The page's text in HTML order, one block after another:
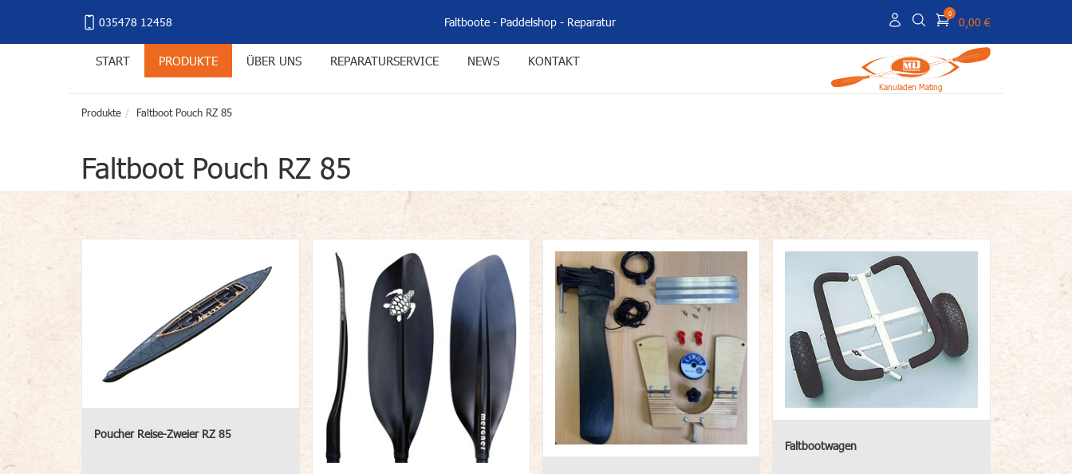
035478 12458 Faltboote- Paddelshop- Reparatur
0
0,00 €
START PRODUKTE ÜBER UNS REPARATURSERVICE NEWS KONTAKT
Kanuladen Mating
Produkte Faltboot Pouch RZ 85
Faltboot Pouch RZ 85
Poucher Reise-Zweier RZ 85
Faltbootwagen